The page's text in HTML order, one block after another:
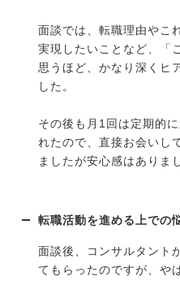
面談では、転職理由やこ
実現したいことなど、「
思うほど、かなり深くヒ
した。
その後も月1回は定期的
れたので、直接お会いし
ましたが安心感はありま
転職活動を進める上での
面談後、コンサルタント
てもらったのですが、や